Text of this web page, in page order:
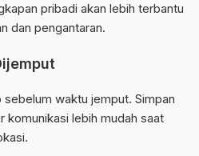
pribadi akan lebih terbantu
dan pengantaran.
sebelum waktu jemput. Simpan
komunikasi lebih mudah saat